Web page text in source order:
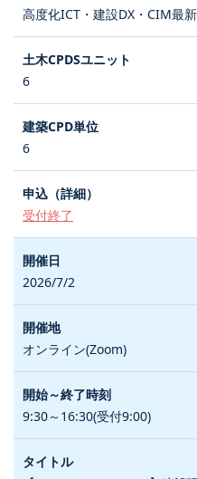
高度化ICT・建設DX・CIM最
6
6
受付終了
2026/7/2
オンライン(Zoom)
9:30～16:30(受付9:00)